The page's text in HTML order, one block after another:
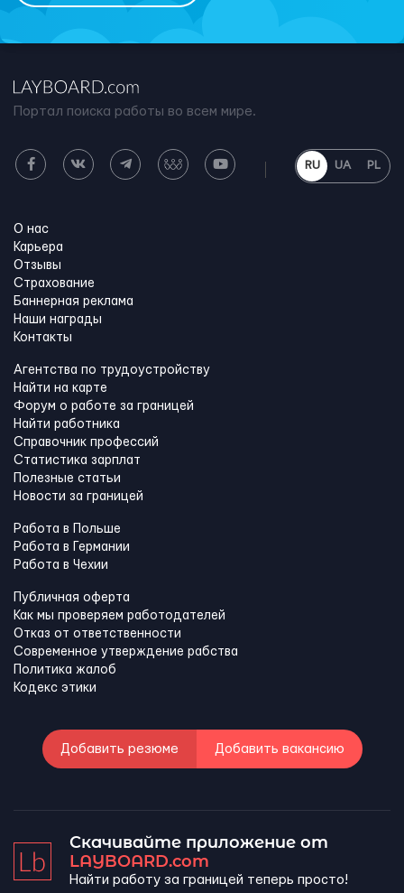
Портал поиска работы во всем мире.
RU UA PL
О нас
Карьера
Отзывы
Страхование
Баннерная реклама
Наши награды
Контакты
Агентства по трудоустройству
Найти на карте
Форум о работе за границей
Найти работника
Справочник профессий
Статистика зарплат
Полезные статьи
Новости за границей
Работа в Польше
Работа в Германии
Работа в Чехии
Публичная оферта
Как мы проверяем работодателей
Отказ от ответственности
Современное утверждение рабства
Политика жалоб
Кодекс этики
Добавить резюме Добавить вакансию
Скачивайте приложение от
LAYBOARD.com
Найти работу за границей теперь просто!